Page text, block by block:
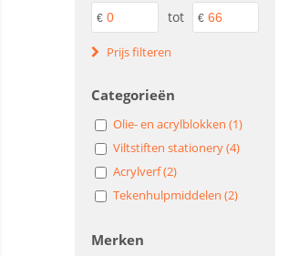
€ tot €
Prijs filteren
Categorieën
Olie- en acrylblokken (1)
Viltstiften stationery (4)
Acrylverf (2)
Tekenhulpmiddelen (2)
Merken